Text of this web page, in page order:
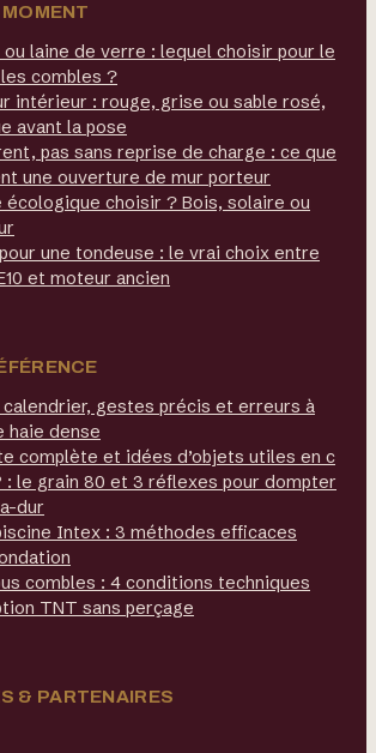
ou laine de verre : lequel choisir pour le
combles ?
intérieur : rouge, grise ou sable rosé,
avant la pose
pas sans reprise de charge : ce que
une ouverture de mur porteur
écologique choisir ? Bois, solaire ou
une tondeuse : le vrai choix entre
et moteur ancien
calendrier, gestes précis et erreurs à
haie dense
complète et idées d’objets utiles en c
: le grain 80 et 3 réflexes pour dompter
dur
Intex : 3 méthodes efficaces
combles : 4 conditions techniques
TNT sans perçage
& PARTENAIRES